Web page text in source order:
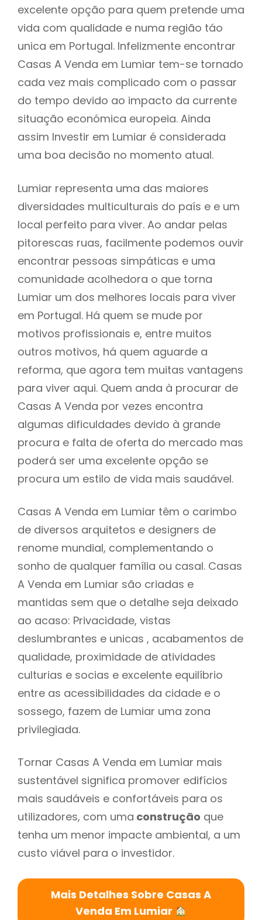
excelente opção para quem pretende uma
vida com qualidade e numa região táo
unica em Portugal. Infelizmente encontrar
Casas A Venda em Lumiar tem-se tornado
cada vez mais complicado com o passar
do tempo devido ao impacto da currente
situação económica europeia. Ainda
assim Investir em Lumiar é considerada
uma boa decisão no momento atual.
Lumiar representa uma das maiores
diversidades multiculturais do país e e um
local perfeito para viver. Ao andar pelas
pitorescas ruas, facilmente podemos ouvir
encontrar pessoas simpáticas e uma
comunidade acolhedora o que torna
Lumiar um dos melhores locais para viver
em Portugal. Há quem se mude por
motivos profissionais e, entre muitos
outros motivos, há quem aguarde a
reforma, que agora tem muitas vantagens
para viver aqui. Quem anda à procurar de
Casas A Venda por vezes encontra
algumas dificuldades devido à grande
procura e falta de oferta do mercado mas
poderá ser uma excelente opção se
procura um estilo de vida mais saudável.
Casas A Venda em Lumiar têm o carimbo
de diversos arquitetos e designers de
renome mundial, complementando o
sonho de qualquer família ou casal. Casas
A Venda em Lumiar são criadas e
mantidas sem que o detalhe seja deixado
ao acaso: Privacidade, vistas
deslumbrantes e unicas , acabamentos de
qualidade, proximidade de atividades
culturias e socias e excelente equilíbrio
entre as acessibilidades da cidade e o
sossego, fazem de Lumiar uma zona
privilegiada.
Tornar Casas A Venda em Lumiar mais
sustentável significa promover edifícios
mais saudáveis e confortáveis para os
utilizadores, com uma construção que
tenha um menor impacte ambiental, a um
custo viável para o investidor.
Mais Detalhes Sobre Casas A
Venda Em Lumiar